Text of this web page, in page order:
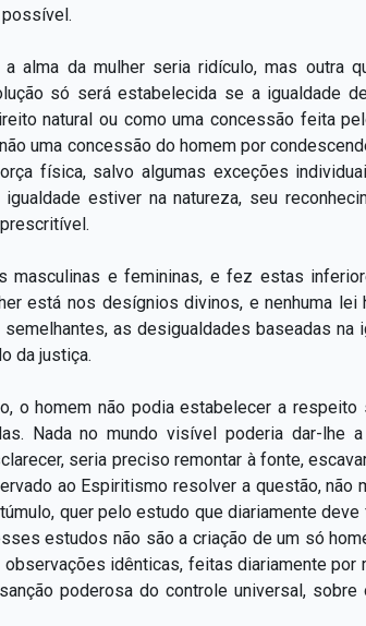
alma da mulher seria ridículo, mas outra
só será estabelecida se a igualdade
natural ou como uma concessão feita
uma concessão do homem por
física, salvo algumas exceções
estiver na natureza, seu
masculinas e femininas, e fez estas
está nos desígnios divinos, e nenhuma lei
as desigualdades baseadas na
da justiça.
o homem não podia estabelecer a
Nada no mundo visível poderia dar-
seria preciso remontar à fonte,
ao Espiritismo resolver a questão,
quer pelo estudo que diariamente
estudos não são a criação de um só
observações idênticas, feitas diariamente
poderosa do controle universal,